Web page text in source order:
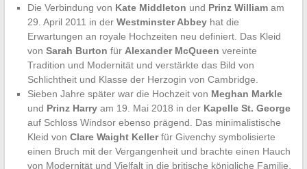
Die Verbindung von Kate Middleton und Prinz Williamam
29. April 2011 in der Westminster Abbeyhat die
Erwartungen an royale Hochzeiten neu definiert. Das Kleid
von Sarah Burton für Alexander McQueen vereinte
Tradition und Modernität und verstärkte das Bild von
Schlichtheit und Klasse der Herzogin von Cambridge.
Sieben Jahre später war die Hochzeit von Meghan Markle
und Prinz Harryam 19. Mai 2018 in der Kapelle St. George
auf Schloss Windsor ebenso prägend. Das minimalistische
Kleid von Clare Waight Kellerfür Givenchy symbolisierte
einen Bruch mit der Vergangenheit und brachte einen Hauch
von Modernität und Vielfalt in die britische königliche Familie.